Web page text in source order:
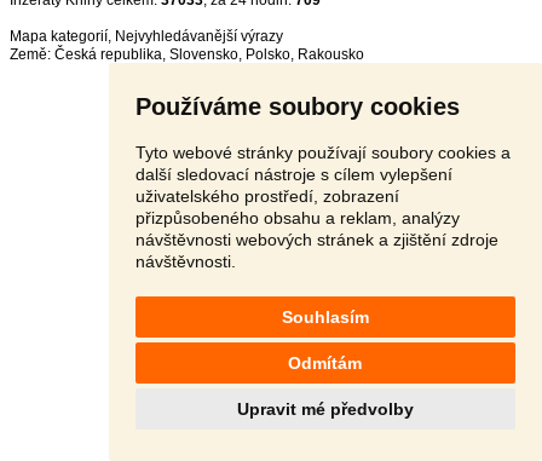
Používáme soubory cookies
Tyto webové stránky používají soubory cookies a
další sledovací nástroje s cílem vylepšení
uživatelského prostředí, zobrazení
přizpůsobeného obsahu a reklam, analýzy
návštěvnosti webových stránek a zjištění zdroje
návštěvnosti.
Souhlasím
Odmítám
Upravit mé předvolby
Mapa kategorií, Nejvyhledávanější výrazy
Země: Česká republika, Slovensko, Polsko, Rakousko